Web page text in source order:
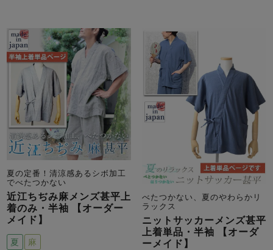
売れ筋ランキング
- Item Ranking -
新着商品
- New Arrival -
すべてのデザインのパジャマ一覧はこちら
夏の定番！清涼感あるシボ加工
でべたつかない
近江ちぢみ麻メンズ甚平上
着のみ・半袖 【オーダー
メイド】
夏 麻
べたつかない、夏のやわらかリ
ラックス
ニットサッカーメンズ甚平
上着単品・半袖 【オーダ
ーメイド】